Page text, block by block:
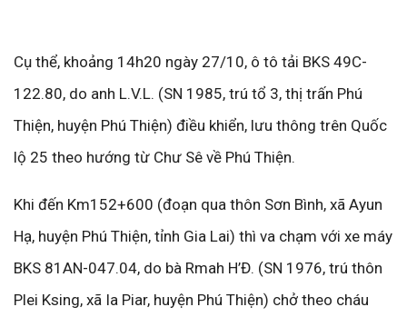
Cụ thể, khoảng 14h20 ngày 27/10, ô tô tải BKS 49C-
122.80, do anh L.V.L. (SN 1985, trú tổ 3, thị trấn Phú
Thiện, huyện Phú Thiện) điều khiển, lưu thông trên Quốc
lộ 25 theo hướng từ Chư Sê về Phú Thiện.
Khi đến Km152+600 (đoạn qua thôn Sơn Bình, xã Ayun
Hạ, huyện Phú Thiện, tỉnh Gia Lai) thì va chạm với xe máy
BKS 81AN-047.04, do bà Rmah H’Đ. (SN 1976, trú thôn
Plei Ksing, xã Ia Piar, huyện Phú Thiện) chở theo cháu